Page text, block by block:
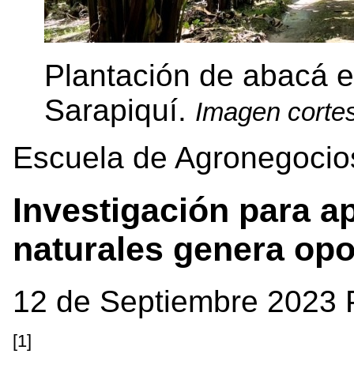
Plantación de abacá
Sarapiquí. Imagen
Escuela de
Investigación para
naturales genera
12 de Septiembre 2023
[1]